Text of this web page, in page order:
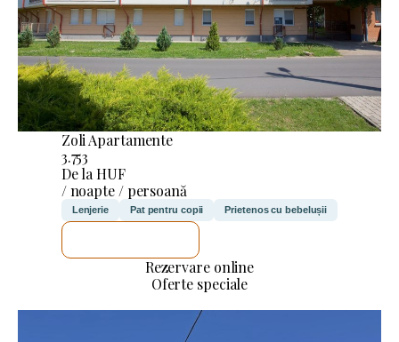
Zoli Apartamente
3.753
De la HUF
/ noapte / persoană
Lenjerie Pat pentru copii Prietenos cu bebelușii
Rezervare online
Oferte speciale